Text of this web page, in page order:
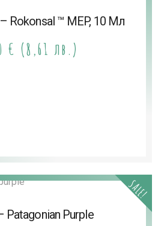
Rokonsal ™ MEP, 10 Мл
€ (8,61 лв.)
SALE!
Purple